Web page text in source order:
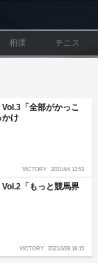
相撲 テニス
Vol.3「全部がかっこ
かけ
VICTORY 2021/4/4 12:53
Vol.2「もっと競馬界
VICTORY 2021/3/28 18:15